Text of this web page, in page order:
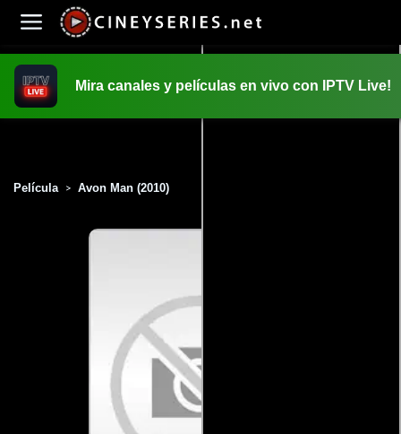
Mira canales y películas en vivo con IPTV Live!
Película > Avon Man (2010)